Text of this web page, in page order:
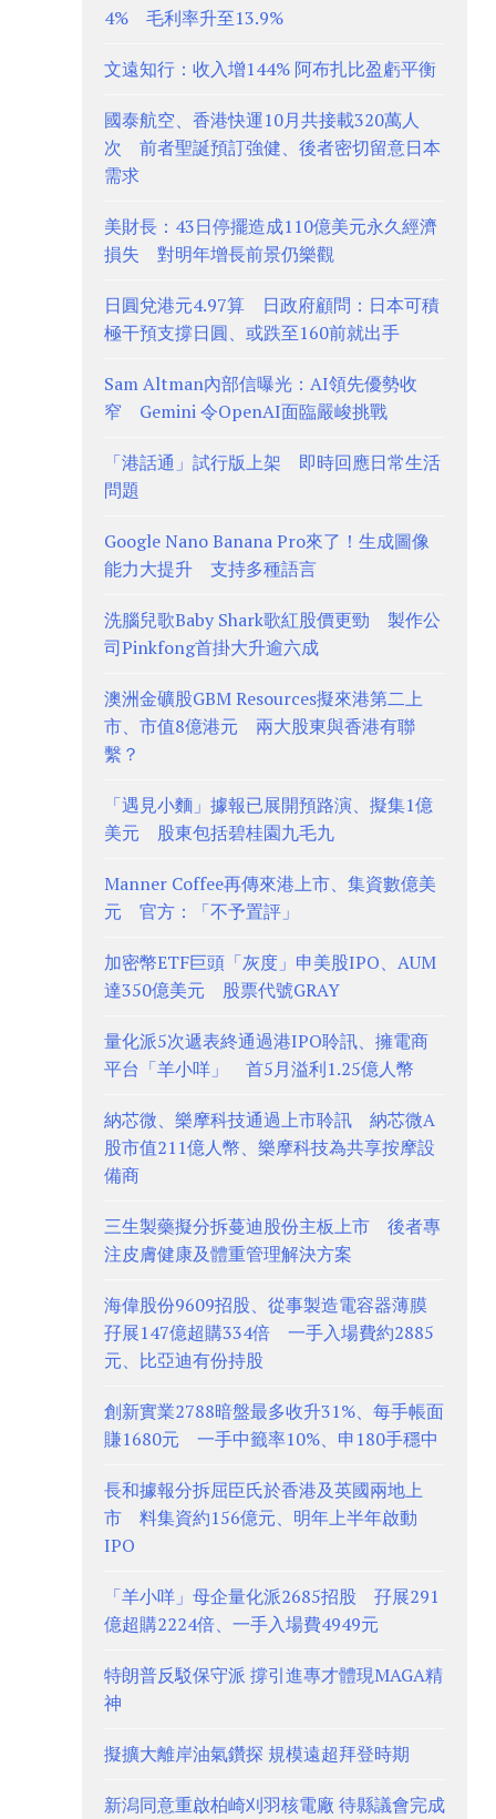
4% 毛利率升至13.9%
文遠知行：收入增144% 阿布扎比盈虧平衡
國泰航空、香港快運10月共接載320萬人
次 前者聖誕預訂強健、後者密切留意日本
需求
美財長：43日停擺造成110億美元永久經濟
損失 對明年增長前景仍樂觀
日圓兌港元4.97算 日政府顧問：日本可積
極干預支撐日圓、或跌至160前就出手
Sam Altman內部信曝光：AI領先優勢收
窄 Gemini 令OpenAI面臨嚴峻挑戰
「港話通」試行版上架 即時回應日常生活
問題
Google Nano Banana Pro來了！生成圖像
能力大提升 支持多種語言
洗腦兒歌Baby Shark歌紅股價更勁 製作公
司Pinkfong首掛大升逾六成
澳洲金礦股GBM Resources擬來港第二上
市、市值8億港元 兩大股東與香港有聯
繫？
「遇見小麵」據報已展開預路演、擬集1億
美元 股東包括碧桂園九毛九
Manner Coffee再傳來港上市、集資數億美
元 官方：「不予置評」
加密幣ETF巨頭「灰度」申美股IPO、AUM
達350億美元 股票代號GRAY
量化派5次遞表終通過港IPO聆訊、擁電商
平台「羊小咩」 首5月溢利1.25億人幣
納芯微、樂摩科技通過上市聆訊 納芯微A
股市值211億人幣、樂摩科技為共享按摩設
備商
三生製藥擬分拆蔓迪股份主板上市 後者專
注皮膚健康及體重管理解決方案
海偉股份9609招股、從事製造電容器薄膜
孖展147億超購334倍 一手入場費約2885
元、比亞迪有份持股
創新實業2788暗盤最多收升31%、每手帳面
賺1680元 一手中籤率10%、申180手穩中
長和據報分拆屈臣氏於香港及英國兩地上
市 料集資約156億元、明年上半年啟動
IPO
「羊小咩」母企量化派2685招股 孖展291
億超購2224倍、一手入場費4949元
特朗普反駁保守派 撐引進專才體現MAGA精
神
擬擴大離岸油氣鑽探 規模遠超拜登時期
新潟同意重啟柏崎刈羽核電廠 待縣議會完成